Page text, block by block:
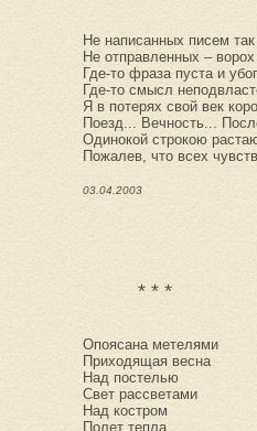
Не написанных писем
Не отправленных –
Где-то фраза пуста и
Где-то смысл
Я в потерях свой век
Поезд... Вечность...
Одинокой строкою
Пожалев, что всех
03.04.2003
* * *
Опоясана метелями
Приходящая весна
Над постелью
Свет рассветами
Над костром
Полет тепла.